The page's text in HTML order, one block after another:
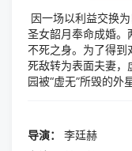
因一场以利益交换
圣女韶月奉命成婚。
不死之身。为了得到
死敌转为表面夫妻，
园被“虚无”所毁的外
的整个修仙界，在危
导演：
李廷赫